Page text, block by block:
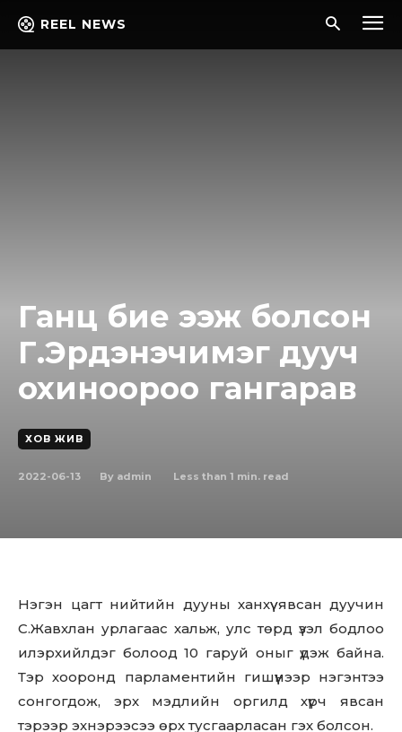
REEL NEWS
Ганц бие ээж болсон
Г.Эрдэнэчимэг дууч
охиноороо гангарав
ХОВ ЖИВ
2022-06-13 By admin Less than 1 min. read
Нэгэн цагт нийтийн дууны ханхүү явсан дуучин
С.Жавхлан урлагаас хальж, улс төрд үзэл бодлоо
илэрхийлдэг болоод 10 гаруй оныг үдэж байна.
Тэр хооронд парламентийн гишүүнээр нэгэнтээ
сонгогдож, эрх мэдлийн оргилд хүрч явсан
тэрээр эхнэрээсээ өрх тусгаарласан гэх болсон.